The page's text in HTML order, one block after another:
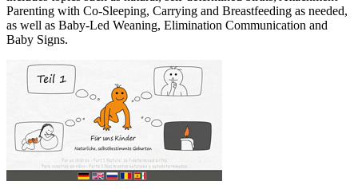
Parenting with Co-Sleeping, Carrying and Breastfeeding as needed,
as well as Baby-Led Weaning, Elimination Communication and
Baby Signs.